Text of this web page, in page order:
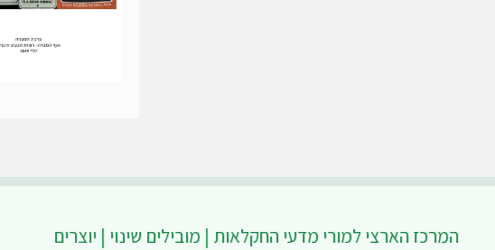
המרכז הארצי למורי מדעי החקלאות | מובילים שינוי | יוצרים